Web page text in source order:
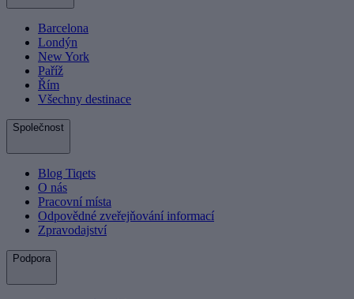
Barcelona
Londýn
New York
Paříž
Řím
Všechny destinace
Společnost
Blog Tiqets
O nás
Pracovní místa
Odpovědné zveřejňování informací
Zpravodajství
Podpora